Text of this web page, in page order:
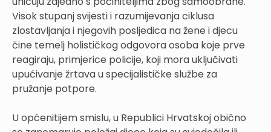
Visok stupanj svijesti i razumijevanja ciklusa
zlostavljanja i njegovih posljedica na žene i djecu
čine temelj holističkog odgovora osoba koje prve
reagiraju, primjerice policije, koji mora uključivati
upućivanje žrtava u specijalističke službe za
pružanje potpore.
U općenitijem smislu, u Republici Hrvatskoj obično